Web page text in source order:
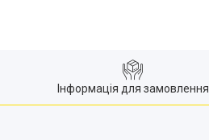
Інформація для замовлення